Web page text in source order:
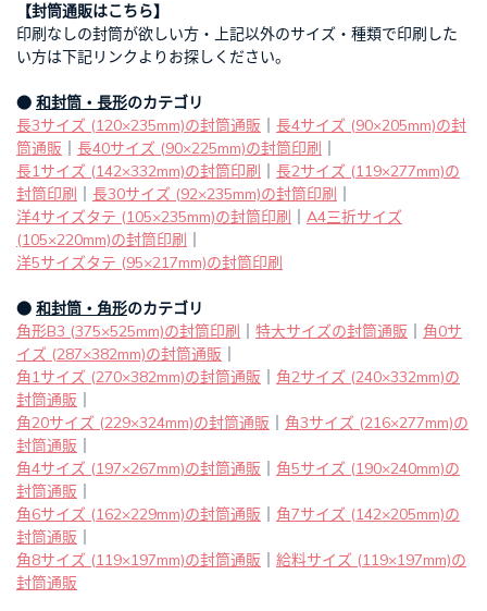
【封筒通販はこちら】
印刷なしの封筒が欲しい方・上記以外のサイズ・種類で印刷した
い方は下記リンクよりお探しください。
● 和封筒・長形のカテゴリ
長3サイズ (120×235mm)の封筒通販
長4サイズ (90×205mm)の封
筒通販
長40サイズ (90×225mm)の封筒印刷
長1サイズ (142×332mm)の封筒印刷
長2サイズ (119×277mm)の
封筒印刷
長30サイズ (92×235mm)の封筒印刷
洋4サイズタテ (105×235mm)の封筒印刷
A4三折サイズ
(105×220mm)の封筒印刷
洋5サイズタテ (95×217mm)の封筒印刷
● 和封筒・角形のカテゴリ
角形B3 (375×525mm)の封筒印刷
特大サイズの封筒通販
角0サ
イズ (287×382mm)の封筒通販
角1サイズ (270×382mm)の封筒通販
角2サイズ (240×332mm)の
封筒通販
角20サイズ (229×324mm)の封筒通販
角3サイズ (216×277mm)の
封筒通販
角4サイズ (197×267mm)の封筒通販
角5サイズ (190×240mm)の
封筒通販
角6サイズ (162×229mm)の封筒通販
角7サイズ (142×205mm)の
封筒通販
角8サイズ (119×197mm)の封筒通販
給料サイズ (119×197mm)の
封筒通販